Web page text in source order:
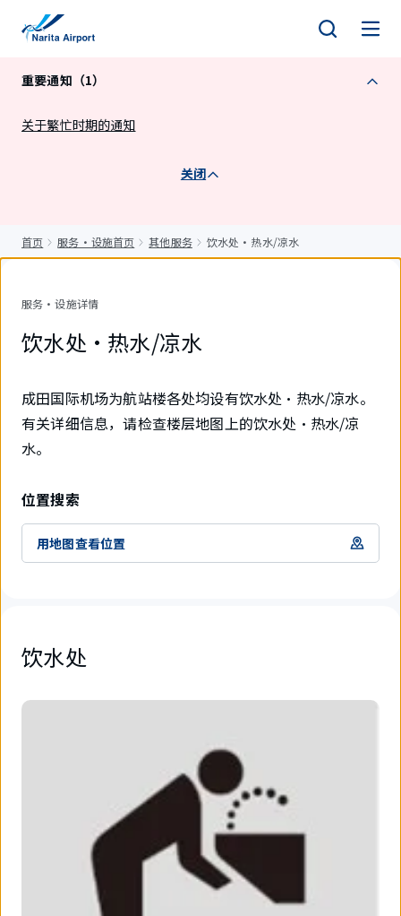
重要通知（1）
关于繁忙时期的通知
关闭
首页 服务・设施首页 其他服务 饮水处・热水/凉水
服务・设施详情
饮水处・热水/凉水
成田国际机场为航站楼各处均设有饮水处・热水/凉水。
有关详细信息，请检查楼层地图上的饮水处・热水/凉
水。
位置搜索
用地图查看位置
饮水处